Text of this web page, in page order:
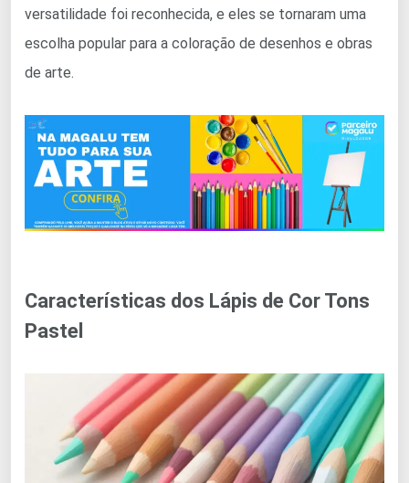
versatilidade foi reconhecida, e eles se tornaram uma
escolha popular para a coloração de desenhos e obras
de arte.
Características dos Lápis de Cor Tons
Pastel